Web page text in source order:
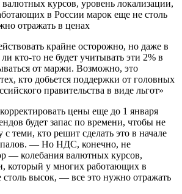
курсов, уровень локализации,
в России марок еще не столь
отражать в ценах
крайне осторожно, но даже в
кто-то не будет учитывать эти 2% в
от маржи. Возможно, это
кто добьется поддержки от головных
правительства в виде льгот»
цены еще до 1 января
будет запас по времени, чтобы не
с теми, кто решит сделать это в начале
— Но НДС, конечно, не
— колебания валютных курсов,
который у многих работающих в
высок, — все это нужно отражать